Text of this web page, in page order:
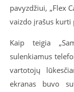
pavyzdžiui, „Flex
vaizdo įrašus kurti
Kaip teigia
sulenkiamus
vartotojų
ekranas buvo